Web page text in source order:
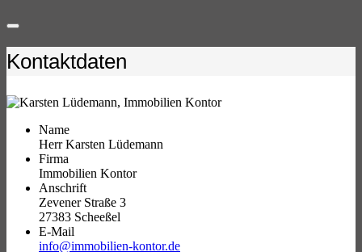
Kontaktdaten
Name
Herr Karsten Lüdemann
Firma
Immobilien Kontor
Anschrift
Zevener Straße 3
27383 Scheeßel
E-Mail
info@immobilien-kontor.de